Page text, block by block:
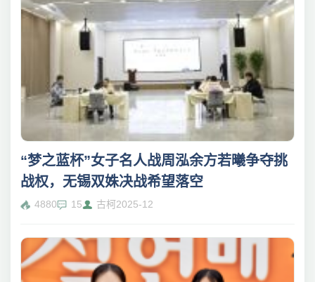
“梦之蓝杯”女子名人战周泓余方若曦争夺挑
战权，无锡双姝决战希望落空
4880 15 古柯2025-12